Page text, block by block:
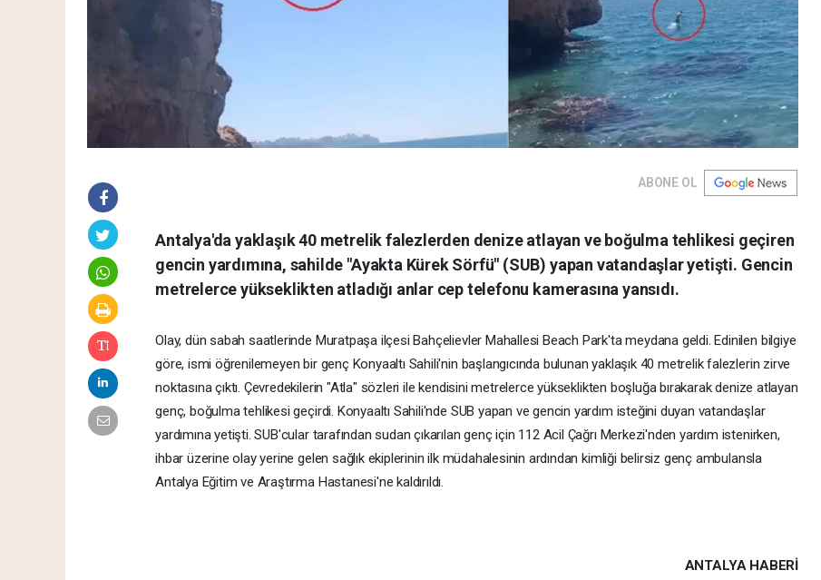
ABONE OL
Antalya'da yaklaşık 40 metrelik falezlerden denize atlayan ve boğulma tehlikesi geçiren
gencin yardımına, sahilde "Ayakta Kürek Sörfü" (SUB) yapan vatandaşlar yetişti. Gencin
metrelerce yükseklikten atladığı anlar cep telefonu kamerasına yansıdı.
Olay, dün sabah saatlerinde Muratpaşa ilçesi Bahçelievler Mahallesi Beach Park'ta meydana geldi. Edinilen bilgiye
göre, ismi öğrenilemeyen bir genç Konyaaltı Sahili'nin başlangıcında bulunan yaklaşık 40 metrelik falezlerin zirve
noktasına çıktı. Çevredekilerin "Atla" sözleri ile kendisini metrelerce yükseklikten boşluğa bırakarak denize atlayan
genç, boğulma tehlikesi geçirdi. Konyaaltı Sahili'nde SUB yapan ve gencin yardım isteğini duyan vatandaşlar
yardımına yetişti. SUB'cular tarafından sudan çıkarılan genç için 112 Acil Çağrı Merkezi'nden yardım istenirken,
ihbar üzerine olay yerine gelen sağlık ekiplerinin ilk müdahalesinin ardından kimliği belirsiz genç ambulansla
Antalya Eğitim ve Araştırma Hastanesi'ne kaldırıldı.
ANTALYA HABERİ